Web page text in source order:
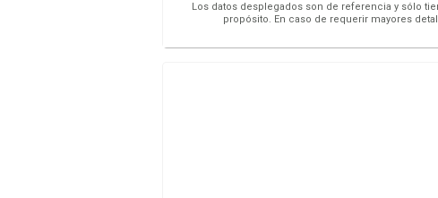
Los datos desplegados son de referencia y sólo
propósito. En caso de requerir mayores